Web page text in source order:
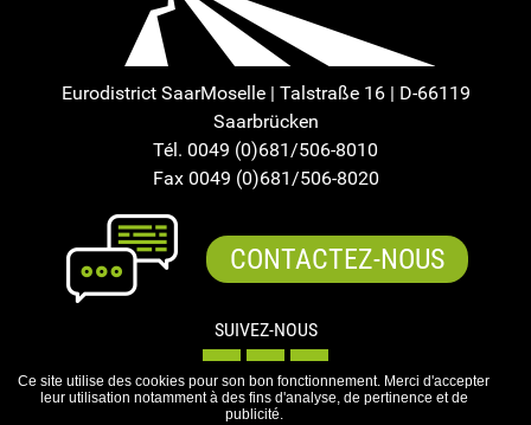
Ce site utilise des cookies pour son bon fonctionnement. Merci d'accepter
leur utilisation notamment à des fins d'analyse, de pertinence et de
publicité.
Eurodistrict SaarMoselle | Talstraße 16 | D-66119
Saarbrücken
Tél. 0049 (0)681/506-8010
Fax 0049 (0)681/506-8020
CONTACTEZ-NOUS
SUIVEZ-NOUS